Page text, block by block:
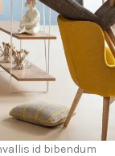
id bibendum